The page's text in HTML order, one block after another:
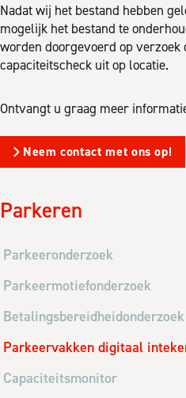
Nadat wij het bestand hebben
mogelijk het bestand te
worden doorgevoerd op verzoek
capaciteitscheck uit op locatie.
Ontvangt u graag meer
Neem contact met ons op!
Parkeren
Parkeeronderzoek
Parkeermotiefonderzoek
Betalingsbereidheidonderzoek
Parkeervakken digitaal
Capaciteitsmonitor